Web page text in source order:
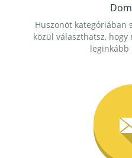
Huszonöt kategóriában
közül választhatsz,
leginkább